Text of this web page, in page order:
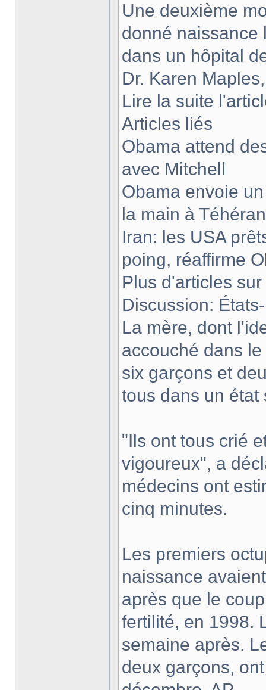
Une deuxième
donné naissance
dans un hôpital
Dr. Karen
Lire la suite
Articles liés
Obama attend
avec Mitchell
Obama envoie
la main à Téhéran
Iran: les USA
poing, réaffirme
Plus d'articles
Discussion:
La mère, dont
accouché dans
six garçons et
tous dans un état
"Ils ont tous crié
vigoureux", a
médecins ont
cinq minutes.
Les premiers
naissance
après que le
fertilité, en 1998.
semaine après.
deux garçons,